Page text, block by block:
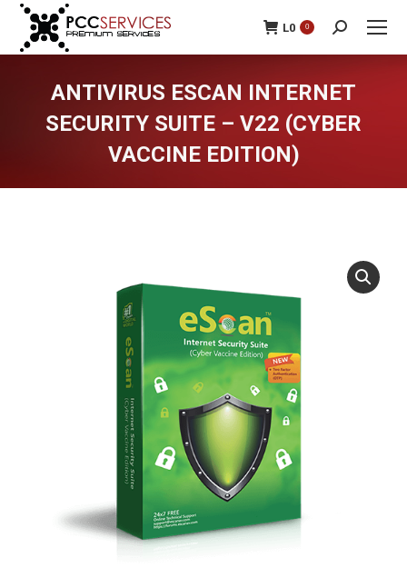
L0 0 Search:
ANTIVIRUS ESCAN INTERNET
SECURITY SUITE – V22 (CYBER
VACCINE EDITION)